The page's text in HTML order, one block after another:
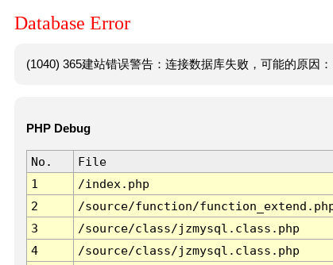
Database Error
(1040) 365建站错误警告：连接数据库失败，可能的原因
PHP Debug
No. File
1
/index.php
2
/source/function/
3
/source/class/jzmysql.class.php
4
/source/class/jzmysql.class.php